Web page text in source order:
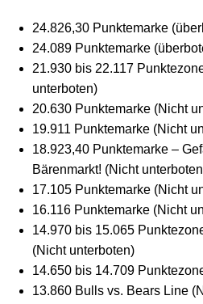
24.826,30 Punktemarke
24.089 Punktemarke
21.930 bis 22.117
unterboten)
20.630 Punktemarke (Nicht
19.911 Punktemarke (Nicht
18.923,40 Punktemarke –
Bärenmarkt! (Nicht
17.105 Punktemarke (Nicht
16.116 Punktemarke (Nicht
14.970 bis 15.065
(Nicht unterboten)
14.650 bis 14.709
13.860 Bulls vs. Bears Line